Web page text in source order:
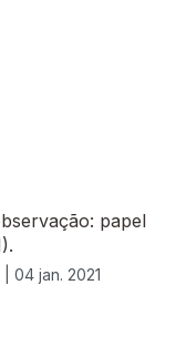
papel
04 jan. 2021